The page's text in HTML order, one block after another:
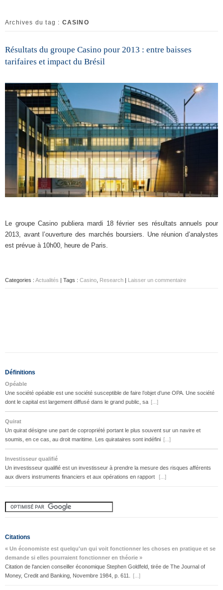
Archives du tag : CASINO
Résultats du groupe Casino pour 2013 : entre baisses
tarifaires et impact du Brésil
Le groupe Casino publiera mardi 18 février ses résultats annuels pour
2013, avant l’ouverture des marchés boursiers. Une réunion d’analystes
est prévue à 10h00, heure de Paris.
Categories : Actualités | Tags : Casino Research | Laisser un commentaire
Définitions
Opéable
Une société opéable est une société susceptible de faire l’objet d’une OPA. Une société
dont le capital est largement diffusé dans le grand public, sa [...]
Quirat
Un quirat désigne une part de copropriété portant le plus souvent sur un navire et
soumis, en ce cas, au droit maritime. Les quirataires sont indéfini [...]
Investisseur qualifié
Un investisseur qualifié est un investisseur à prendre la mesure des risques afférents
aux divers instruments financiers et aux opérations en rapport
[...]
Citations
« Un économiste est quelqu'un qui voit fonctionner les choses en pratique et se
demande si elles pourraient fonctionner en théorie »
Citation de l'ancien conseiller économique Stephen Goldfeld, tirée de The Journal of
Money, Credit and Banking, Novembre 1984, p. 611.
[...]